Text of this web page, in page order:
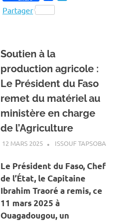
Partager
Soutien à la
production agricole :
Le Président du Faso
remet du matériel au
ministère en charge
de l’Agriculture
12 MARS 2025 ISSOUF TAPSOBA
Le Président du Faso, Chef
de l’État, le Capitaine
Ibrahim Traoré a remis, ce
11 mars 2025 à
Ouagadougou, un